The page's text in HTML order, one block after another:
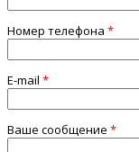
Номер телефона *
E-mail *
Ваше сообщение *